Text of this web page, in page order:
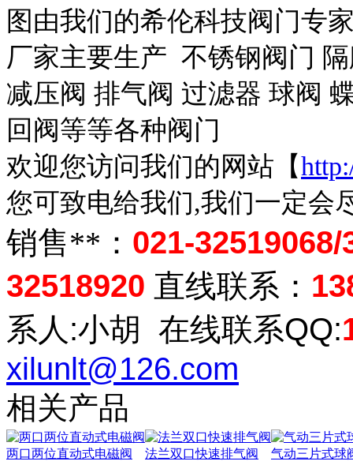
图由我们的希伦科技阀门专
厂家主要生产 不锈钢阀门
减压阀 排气阀 过滤器 球阀
回阀等等各种阀门
欢迎您访问我们的网站【
您可致电给我们,我们一定会
销售**： 021-32519068/
32518920 直线联系：
系人 :小胡 在线联系QQ:
xilunlt@126.com
相关产品
两口两位直动式电磁阀 法兰双口快速排气阀 气动三片式球